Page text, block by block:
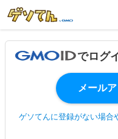
でログ
ゲソてんに登録がない場合